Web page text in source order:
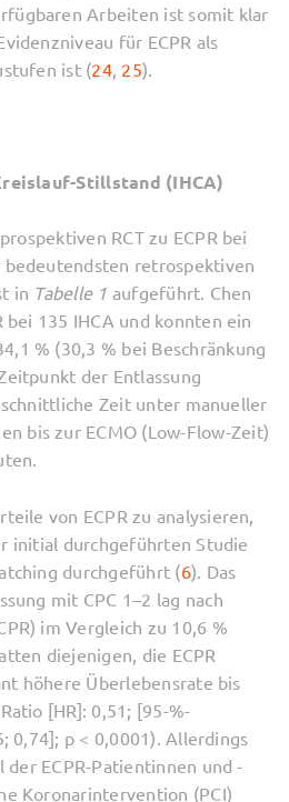
Arbeiten ist somit klar
für ECPR als
ist (24, 25).
Stillstand (IHCA)
RCT zu ECPR bei
bedeutendsten retrospektiven
in Tabelle 1 aufgeführt. Chen
bei 135 IHCA und konnten ein
% (30,3 % bei Beschränkung
der Entlassung
Zeit unter manueller
bis zur ECMO (Low-Flow-Zeit)
von ECPR zu analysieren,
initial durchgeführten Studie
durchgeführt (6). Das
mit CPC 1–2 lag nach
im Vergleich zu 10,6 %
diejenigen, die ECPR
höhere Überlebensrate bis
[HR]: 0,51; [95-%-
0,74]; p < 0,0001). Allerdings
ECPR-Patientinnen und -
Koronarintervention (PCI)